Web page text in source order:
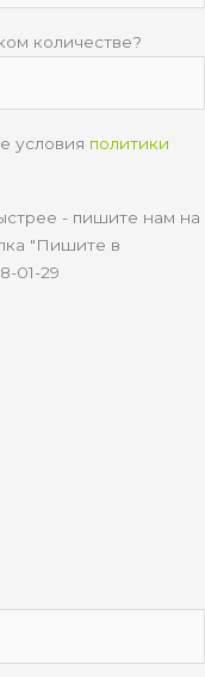
количестве?
условия политики
- пишите нам на
"Пишите в
01-29